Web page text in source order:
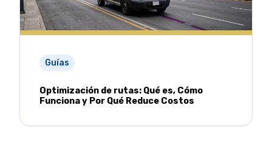
Guías
Optimización de rutas: Qué es, Cómo
Funciona y Por Qué Reduce Costos